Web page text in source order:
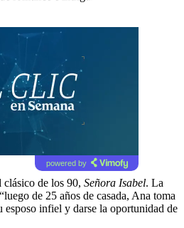
powered by
clásico de los 90, Señora Isabel. La
de 25 años de casada, Ana toma
esposo infiel y darse la oportunidad de